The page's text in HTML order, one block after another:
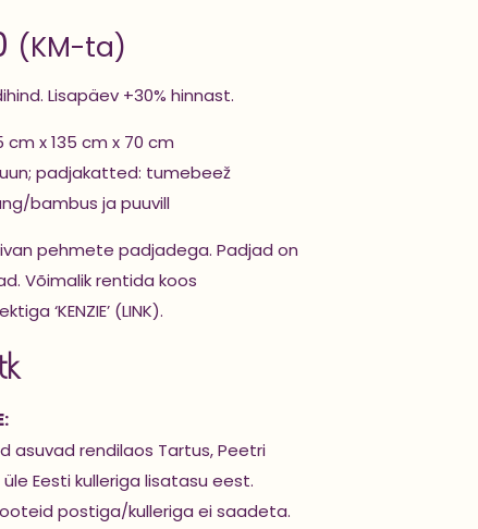
(KM-ta)
Lisapäev +30% hinnast.
cm x 135 cm x 70 cm
padjakatted: tumebeež
bambus ja puuvill
pehmete padjadega. Padjad on
Võimalik rentida koos
‘KENZIE’ (LINK).
asuvad rendilaos Tartus, Peetri
Eesti kulleriga lisatasu eest.
postiga/kulleriga ei saadeta.